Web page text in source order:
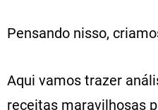
Pensando nisso,
Aqui vamos trazer
receitas maravilhosas